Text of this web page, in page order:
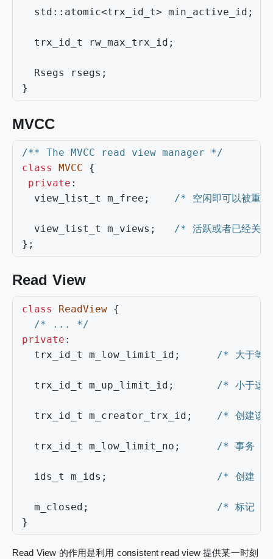
std :: atomic<trx_id_t> min_active_id ;
trx_id_t rw_max_trx_id ;
Rsegs rsegs ;
}
MVCC
/** The MVCC read view manager */
class
MVCC
{
private :
view_list_t
m_free ; /* 空闲即可以被重
view_list_t m_views ;
/* 活跃或者已经关
};
Read View
class ReadView {
/* ... */
private :
trx_id_t
m_low_limit_id ; /* 大于等
trx_id_t m_up_limit_id ; /* 小于这
trx_id_t m_creator_trx_id ; /* 创建该
trx_id_t m_low_limit_no ; /* 事务
ids_t m_ids ; /* 创建
m_closed ;
/* 标记
}
Read View 的作用是利用 consistent read view 提供某一时刻